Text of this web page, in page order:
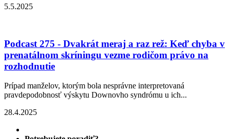
5.5.2025
Podcast 275 - Dvakrát meraj a raz rež: Keď chyba v
prenatálnom skríningu vezme rodičom právo na
rozhodnutie
Prípad manželov, ktorým bola nesprávne interpretovaná
pravdepodobnosť výskytu Downovho syndrómu u ich...
28.4.2025